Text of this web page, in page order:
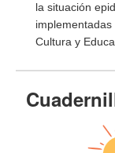
la situación
Cultura y